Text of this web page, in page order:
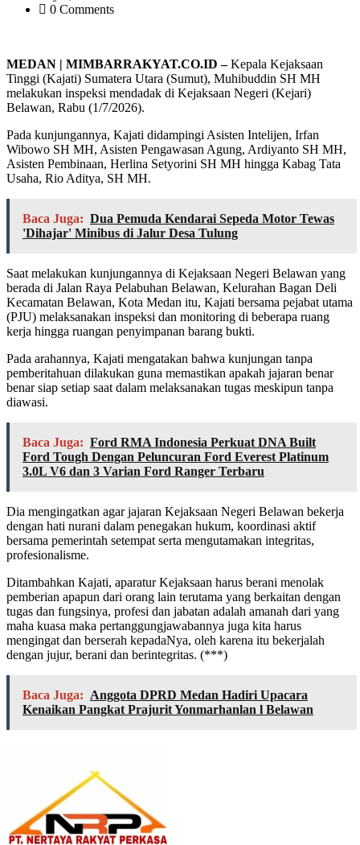
0 Comments
MEDAN | MIMBARRAKYAT.CO.ID –Kepala Kejaksaan
Tinggi (Kajati) Sumatera Utara (Sumut), Muhibuddin SH MH
melakukan inspeksi mendadak di Kejaksaan Negeri (Kejari)
Belawan, Rabu (1/7/2026).
Pada kunjungannya, Kajati didampingi Asisten Intelijen, Irfan
Wibowo SH MH, Asisten Pengawasan Agung, Ardiyanto SH MH,
Asisten Pembinaan, Herlina Setyorini SH MH hingga Kabag Tata
Usaha, Rio Aditya, SH MH.
Baca Juga: Dua Pemuda Kendarai Sepeda Motor Tewas
'Dihajar' Minibus di Jalur Desa Tulung
Saat melakukan kunjungannya di Kejaksaan Negeri Belawan yang
berada di Jalan Raya Pelabuhan Belawan, Kelurahan Bagan Deli
Kecamatan Belawan, Kota Medan itu, Kajati bersama pejabat utama
(PJU) melaksanakan inspeksi dan monitoring di beberapa ruang
kerja hingga ruangan penyimpanan barang bukti.
Pada arahannya, Kajati mengatakan bahwa kunjungan tanpa
pemberitahuan dilakukan guna memastikan apakah jajaran benar
benar siap setiap saat dalam melaksanakan tugas meskipun tanpa
diawasi.
Baca Juga: Ford RMA Indonesia Perkuat DNA Built
Ford Tough Dengan Peluncuran Ford Everest Platinum
3.0L V6 dan 3 Varian Ford Ranger Terbaru
Dia mengingatkan agar jajaran Kejaksaan Negeri Belawan bekerja
dengan hati nurani dalam penegakan hukum, koordinasi aktif
bersama pemerintah setempat serta mengutamakan integritas,
profesionalisme.
Ditambahkan Kajati, aparatur Kejaksaan harus berani menolak
pemberian apapun dari orang lain terutama yang berkaitan dengan
tugas dan fungsinya, profesi dan jabatan adalah amanah dari yang
maha kuasa maka pertanggungjawabannya juga kita harus
mengingat dan berserah kepadaNya, oleh karena itu bekerjalah
dengan jujur, berani dan berintegritas. (***)
Baca Juga: Anggota DPRD Medan Hadiri Upacara
Kenaikan Pangkat Prajurit Yonmarhanlan l Belawan